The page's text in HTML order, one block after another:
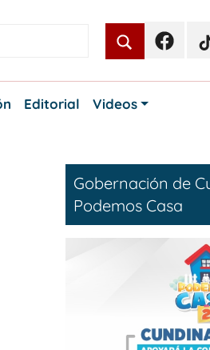
Editorial Videos
Gobernación de
Podemos Casa